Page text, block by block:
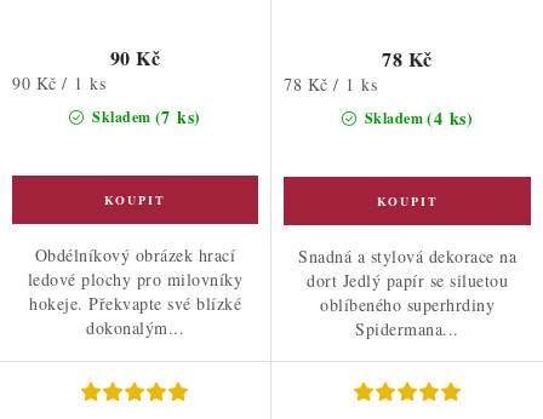
Skladem (7 ks)
90 Kč
Měrná
90 Kč / 1 ks
Obdélníkový obrázek hrací
ledové plochy pro milovníky
hokeje. Překvapte své blízké
dokonalým...
Skladem(4 ks)
78 Kč
Měrná
78 Kč / 1 ks
Snadná a stylová dekorace na
dort Jedlý papír se siluetou
oblíbeného superhrdiny
Spidermana...